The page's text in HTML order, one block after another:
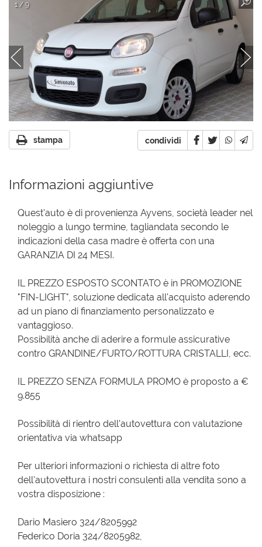
1 / 9
stampa condividi
Informazioni aggiuntive
Quest'auto è di provenienza Ayvens, società leader nel
noleggio a lungo termine, tagliandata secondo le
indicazioni della casa madre è offerta con una
GARANZIA DI 24 MESI.
IL PREZZO ESPOSTO SCONTATO è in PROMOZIONE
"FIN-LIGHT", soluzione dedicata all'acquisto aderendo
ad un piano di finanziamento personalizzato e
vantaggioso.
Possibilità anche di aderire a formule assicurative
contro GRANDINE/FURTO/ROTTURA CRISTALLI, ecc.
IL PREZZO SENZA FORMULA PROMO è proposto a €
9.855
Possibilità di rientro dell'autovettura con valutazione
orientativa via whatsapp
Per ulteriori informazioni o richiesta di altre foto
dell'autovettura i nostri consulenti alla vendita sono a
vostra disposizione :
Dario Masiero 324/8205992
Federico Doria 324/8205982,